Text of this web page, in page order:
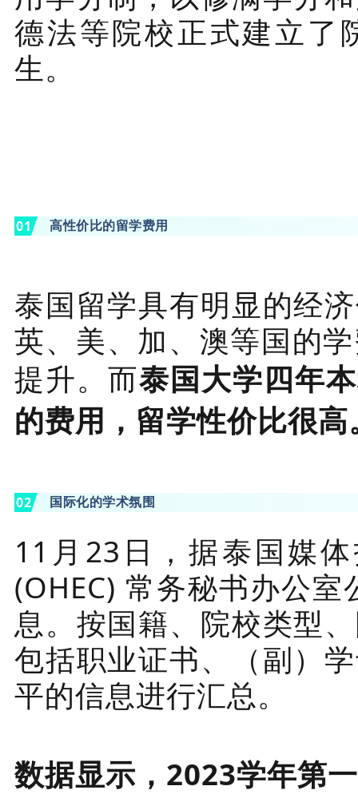
德法等院校正式建立了
生。
01 高性价比的留学费用
泰国留学具有明显的经
英、美、加、澳等国的
提升。 而泰国大学四年
的费用，留学性价比很高
02 国际化的学术氛围
11月23日，据泰国媒
(OHEC) 常务秘书办公
息。按国籍、院校类型
包括职业证书、（副）
平的信息进行汇总。
数据显示，2023学年第